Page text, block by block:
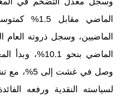
الماضي مقابل
الماضيين، وسجل ذروته العام
الماضي بنحو
وصل في غشت